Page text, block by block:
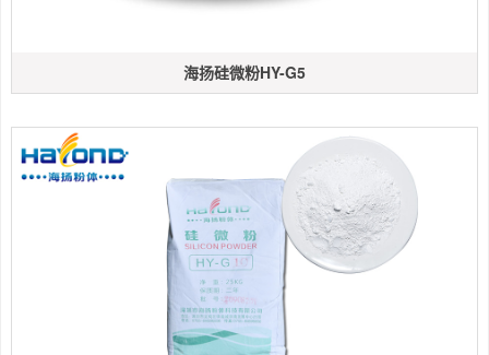
海扬硅微粉HY-G5